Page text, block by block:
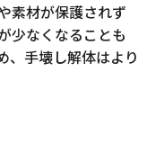
素材が保護されず
少なくなることも
、手壊し解体はより